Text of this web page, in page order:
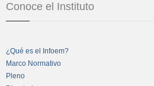
Conoce el Instituto
¿Qué es el Infoem?
Marco Normativo
Pleno